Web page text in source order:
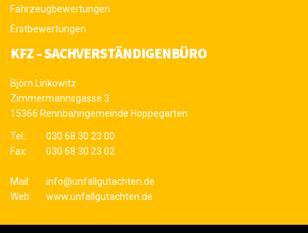
Fahrzeugbewertungen
Erstbewertungen
KFZ – SACHVERSTÄNDIGENBÜRO
Björn Linkowitz
Zimmermannsgasse 3
15366 Rennbahngemeinde Hoppegarten
Tel.:
030 68 30 23 00
Fax:
030 68 30 23 02
Mail:
info@unfallgutachten.de
Web:
www.unfallgutachten.de